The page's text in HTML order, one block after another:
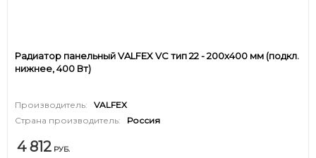
Радиатор панельный VALFEX VC тип 22 - 200x400 мм (подкл.
нижнее, 400 Вт)
Производитель:
VALFEX
Страна производитель:
Россия
4 812 РУБ.